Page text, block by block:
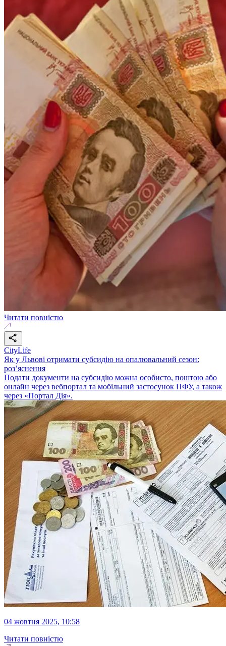
Читати повністю
CityLife
Як у Львові отримати субсидію на опалювальний сезон:
роз’яснення
Подати документи на субсидію можна особисто, поштою або
онлайн через вебпортал та мобільний застосунок ПФУ, а також
через «Портал Дія».
04 жовтня 2025, 10:58
Читати повністю